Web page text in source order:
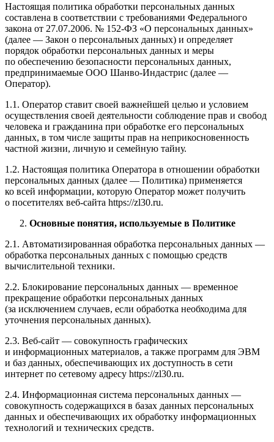
Настоящая политика обработки персональных данных
составлена в соответствии с требованиями Федерального
закона от 27.07.2006. № 152-ФЗ «О персональных данных»
(далее — Закон о персональных данных) и определяет
порядок обработки персональных данных и меры
по обеспечению безопасности персональных данных,
предпринимаемые ООО Шанво-Индастрис (далее —
Оператор).
1.1. Оператор ставит своей важнейшей целью и условием
осуществления своей деятельности соблюдение прав и свобод
человека и гражданина при обработке его персональных
данных, в том числе защиты прав на неприкосновенность
частной жизни, личную и семейную тайну.
1.2. Настоящая политика Оператора в отношении обработки
персональных данных (далее — Политика) применяется
ко всей информации, которую Оператор может получить
о посетителях веб-сайта https://zl30.ru.
Основные понятия, используемые в Политике
2.1. Автоматизированная обработка персональных данных —
обработка персональных данных с помощью средств
вычислительной техники.
2.2. Блокирование персональных данных — временное
прекращение обработки персональных данных
(за исключением случаев, если обработка необходима для
уточнения персональных данных).
2.3. Веб-сайт — совокупность графических
и информационных материалов, а также программ для ЭВМ
и баз данных, обеспечивающих их доступность в сети
интернет по сетевому адресу https://zl30.ru.
2.4. Информационная система персональных данных —
совокупность содержащихся в базах данных персональных
данных и обеспечивающих их обработку информационных
технологий и технических средств.